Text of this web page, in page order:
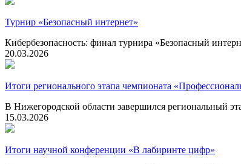
Турнир «Безопасный интернет»
Кибербезопасность: финал турнира «Безопасный
20.03.2026
Итоги регионального этапа чемпионата
В Нижегородской области завершился региональный
15.03.2026
Итоги научной конференции «В лабиринте цифр»